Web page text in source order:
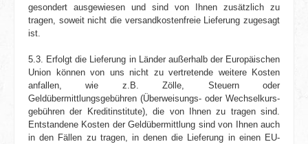
gesondert ausgewiesen und sind von Ihnen zusätzlich zu
tragen, soweit nicht die versandkostenfreie Lieferung zugesagt
ist.
5.3. Erfolgt die Lieferung in Länder außerhalb der Europäischen
Union können von uns nicht zu vertretende weitere Kosten
anfallen, wie z.B. Zölle, Steuern oder
Geldübermittlungsgebühren (Überweisungs- oder Wechselkurs­
gebühren der Kreditinstitute), die von Ihnen zu tragen sind.
Entstandene Kosten der Geldübermittlung sind von Ihnen auch
in den Fällen zu tragen, in denen die Lieferung in einen EU-